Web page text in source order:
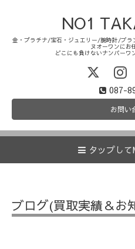
NO1
金・プラチナ/宝石・ジュエリー/腕時計/ブ
ヌオーワンにお
どこにも負けないナンバーワ
087-
お問い
タップして
ブログ(買取実績＆お